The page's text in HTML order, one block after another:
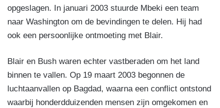
opgeslagen. In januari 2003 stuurde Mbeki een team
naar Washington om de bevindingen te delen. Hij had
ook een persoonlijke ontmoeting met Blair.
Blair en Bush waren echter vastberaden om het land
binnen te vallen. Op 19 maart 2003 begonnen de
luchtaanvallen op Bagdad, waarna een conflict ontstond
waarbij honderdduizenden mensen zijn omgekomen en